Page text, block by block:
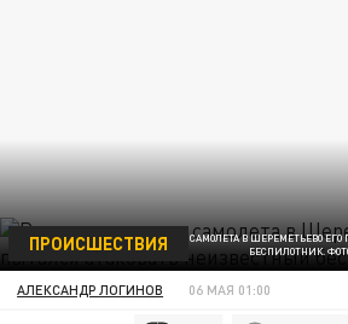
ВО ВРЕМЯ ПОСАДКИ САМОЛЕТА В ШЕРЕМЕТЬЕВО
БЕСПИЛОТНИК. ФОТО:
ПРОИСШЕСТВИЯ
АЛЕКСАНДР ЛОГИНОВ 06 МАЯ 01:00